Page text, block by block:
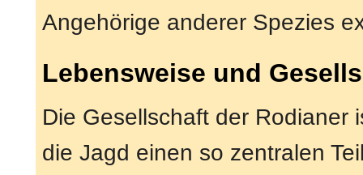
Angehörige anderer Spezies
Lebensweise und
Die Gesellschaft der Rodianer
die Jagd einen so zentralen